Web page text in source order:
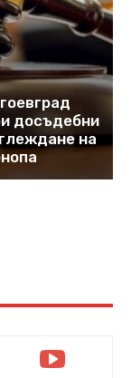
досъдебни
на